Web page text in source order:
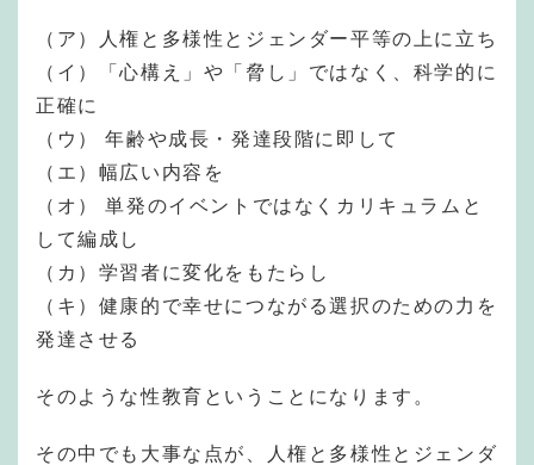
（ア）人権と多様性とジェンダー平等の上に立ち
（イ）「心構え」や「脅し」ではなく、科学的に
正確に
（ウ） 年齢や成長・発達段階に即して
（エ）幅広い内容を
（オ） 単発のイベントではなくカリキュラムと
して編成し
（カ）学習者に変化をもたらし
（キ）健康的で幸せにつながる選択のための力を
発達させる
そのような性教育ということになります。
その中でも大事な点が、人権と多様性とジェンダ